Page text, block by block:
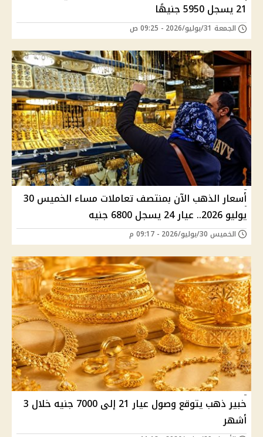
21 يسجل 5950 جنيهًا
الجمعة 31/يوليو/2026 - 09:25 ص
أسعار الذهب الآن بمنتصف تعاملات مساء الخميس 30
يوليو 2026.. عيار 24 يسجل 6800 جنيه
الخميس 30/يوليو/2026 - 09:17 م
خبير ذهب يتوقع وصول عيار 21 إلى 7000 جنيه خلال 3
أشهر